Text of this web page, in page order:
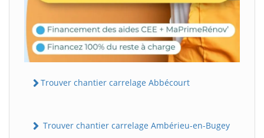
Trouver chantier carrelage Abbécourt
Trouver chantier carrelage Ambérieu-en-Bugey